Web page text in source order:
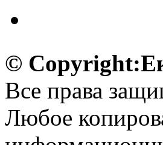
©
Все права
Любое